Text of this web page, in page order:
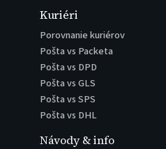
Kuriéri
Porovnanie kuriérov
Pošta vs Packeta
Pošta vs DPD
Pošta vs GLS
Pošta vs SPS
Pošta vs DHL
Návody & info